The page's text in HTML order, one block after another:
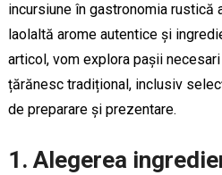
incursiune în gastronomia rustică
laolaltă arome autentice și
articol, vom explora pașii
țărănesc tradițional, inclusiv
de preparare și prezentare.
1. Alegerea